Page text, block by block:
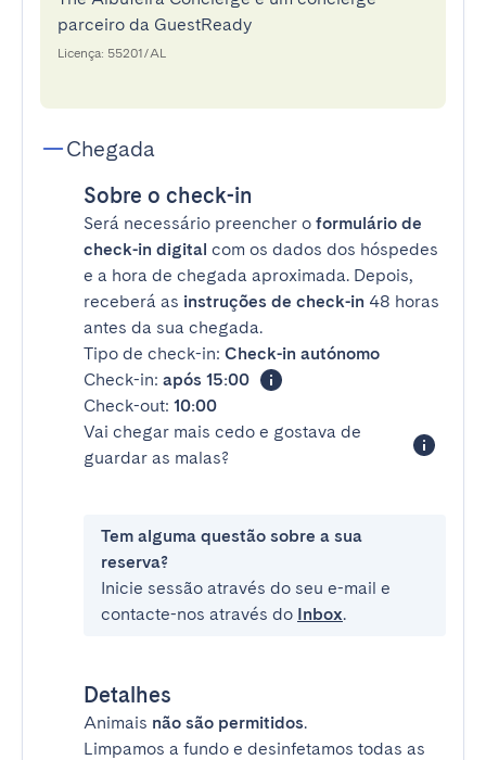
parceiro da GuestReady
Licença: 55201/AL
Chegada
Sobre o check-in
Será necessário preencher o formulário de
check-in digital com os dados dos hóspedes
e a hora de chegada aproximada. Depois,
receberá as instruções de check-in 48 horas
antes da sua chegada.
Tipo de check-in: Check-in autónomo
Check-in: após 15:00
Check-out: 10:00
Vai chegar mais cedo e gostava de
guardar as malas?
Tem alguma questão sobre a sua
reserva?
Inicie sessão através do seu e-mail e
contacte-nos através do Inbox.
Detalhes
Animais não são permitidos.
Limpamos a fundo e desinfetamos todas as